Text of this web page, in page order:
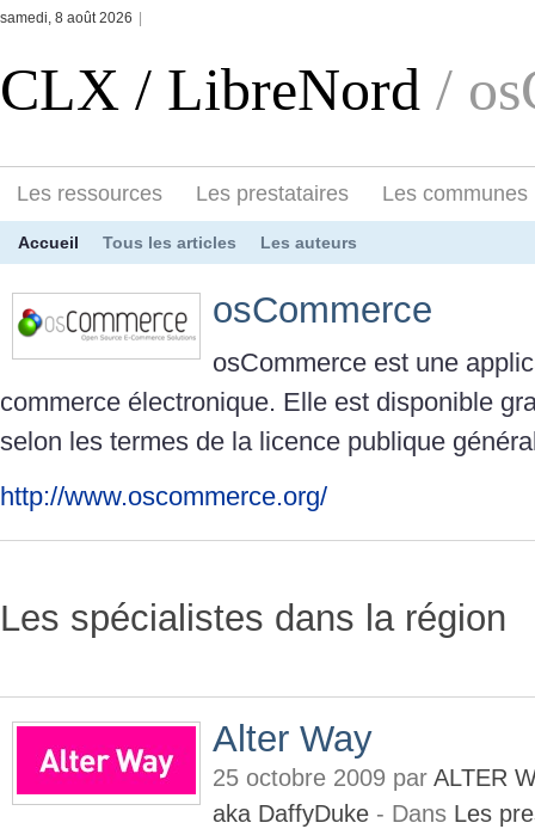
samedi, 8 août 2026
CLX / LibreNord /
Les ressources Les prestataires Les communes
Accueil Tous les articles Les auteurs
osCommerce
osCommerce est une
commerce électronique. Elle est disponible
selon les termes de la licence publique
http://www.oscommerce.org/
Les spécialistes dans la région
Alter Way
25 octobre 2009 par ALTER
aka DaffyDuke - Dans Les